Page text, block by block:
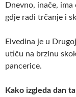
Dnevno, inače,
gdje radi trčanje i
Elvedina je u
utiču na brzinu
pancerice.
Kako izgleda dan